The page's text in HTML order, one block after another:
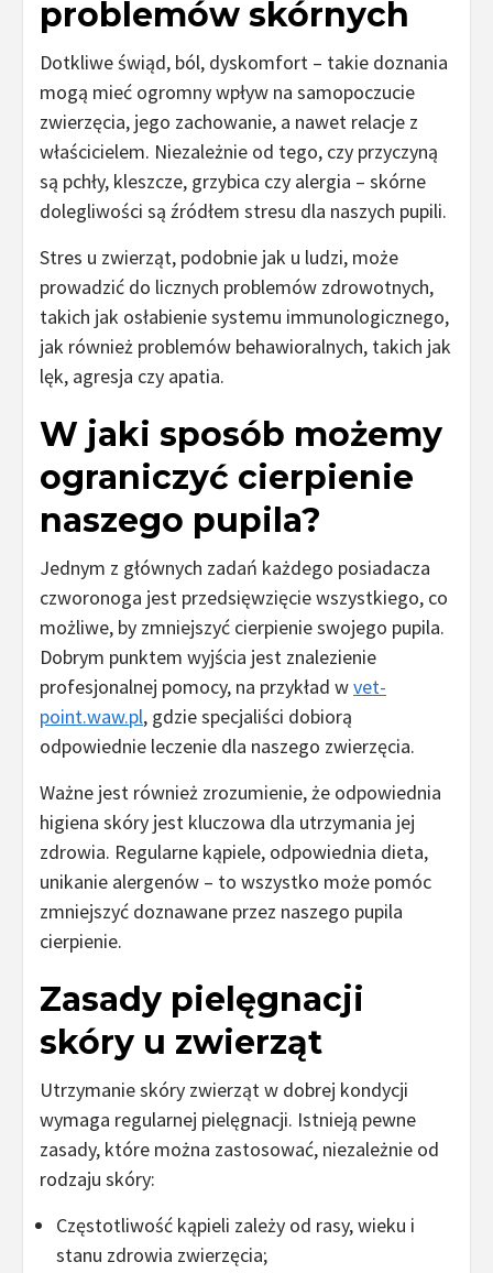
problemów skórnych
Dotkliwe świąd, ból, dyskomfort – takie doznania
mogą mieć ogromny wpływ na samopoczucie
zwierzęcia, jego zachowanie, a nawet relacje z
właścicielem. Niezależnie od tego, czy przyczyną
są pchły, kleszcze, grzybica czy alergia – skórne
dolegliwości są źródłem stresu dla naszych pupili.
Stres u zwierząt, podobnie jak u ludzi, może
prowadzić do licznych problemów zdrowotnych,
takich jak osłabienie systemu immunologicznego,
jak również problemów behawioralnych, takich jak
lęk, agresja czy apatia.
W jaki sposób możemy
ograniczyć cierpienie
naszego pupila?
Jednym z głównych zadań każdego posiadacza
czworonoga jest przedsięwzięcie wszystkiego, co
możliwe, by zmniejszyć cierpienie swojego pupila.
Dobrym punktem wyjścia jest znalezienie
profesjonalnej pomocy, na przykład wvet-
point.waw.pl, gdzie specjaliści dobiorą
odpowiednie leczenie dla naszego zwierzęcia.
Ważne jest również zrozumienie, że odpowiednia
higiena skóry jest kluczowa dla utrzymania jej
zdrowia. Regularne kąpiele, odpowiednia dieta,
unikanie alergenów – to wszystko może pomóc
zmniejszyć doznawane przez naszego pupila
cierpienie.
Zasady pielęgnacji
skóry u zwierząt
Utrzymanie skóry zwierząt w dobrej kondycji
wymaga regularnej pielęgnacji. Istnieją pewne
zasady, które można zastosować, niezależnie od
rodzaju skóry:
Częstotliwość kąpieli zależy od rasy, wieku i
stanu zdrowia zwierzęcia;